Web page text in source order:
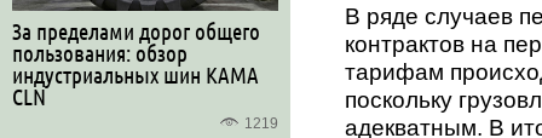
За пределами дорог общего
пользования: обзор
индустриальных шин KAMA
CLN
1219
В ряде случаев
контрактов на
тарифам
поскольку
адекватным. В